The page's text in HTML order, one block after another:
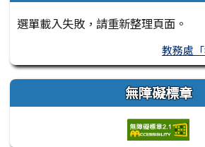
選單載入失敗，請重新整理頁面。
教務處
無障礙標章